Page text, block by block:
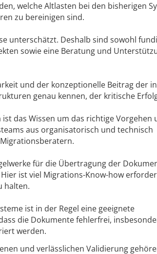
welche Altlasten bei den bisherigen
zu bereinigen sind.
unterschätzt. Deshalb sind sowohl
sowie eine Beratung und
und der konzeptionelle Beitrag der
genau kennen, der kritische
das Wissen um das richtige Vorgehen
aus organisatorisch und technisch
für die Übertragung der
ist viel Migrations-Know-how
halten.
ist in der Regel eine geeignete
die Dokumente fehlerfrei,
werden.
und verlässlichen Validierung